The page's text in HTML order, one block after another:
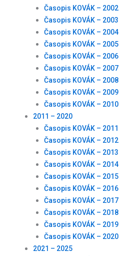
Časopis KOVÁK – 2002
Časopis KOVÁK – 2003
Časopis KOVÁK – 2004
Časopis KOVÁK – 2005
Časopis KOVÁK – 2006
Časopis KOVÁK – 2007
Časopis KOVÁK – 2008
Časopis KOVÁK – 2009
Časopis KOVÁK – 2010
2011 – 2020
Časopis KOVÁK – 2011
Časopis KOVÁK – 2012
Časopis KOVÁK – 2013
Časopis KOVÁK – 2014
Časopis KOVÁK – 2015
Časopis KOVÁK – 2016
Časopis KOVÁK – 2017
Časopis KOVÁK – 2018
Časopis KOVÁK – 2019
Časopis KOVÁK – 2020
2021 – 2025